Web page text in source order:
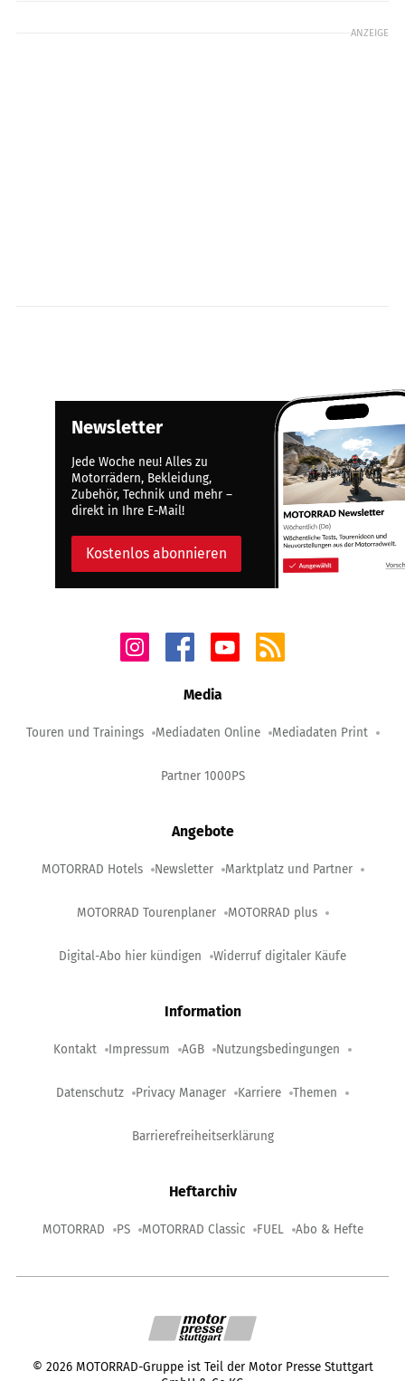
ANZEIGE
Newsletter
Jede Woche neu! Alles zu
Motorrädern, Bekleidung,
Zubehör, Technik und mehr –
direkt in Ihre E-Mail!
Kostenlos abonnieren
Media
Touren und Trainings Mediadaten Online Mediadaten Print
Partner 1000PS
Angebote
MOTORRAD Hotels Newsletter Marktplatz und Partner
MOTORRAD Tourenplaner MOTORRAD plus
Digital-Abo hier kündigen Widerruf digitaler Käufe
Information
Kontakt Impressum AGB Nutzungsbedingungen
Datenschutz Privacy Manager Karriere Themen
Barrierefreiheitserklärung
Heftarchiv
MOTORRAD PS MOTORRAD Classic FUEL Abo & Hefte
© 2026 MOTORRAD-Gruppe ist Teil der Motor Presse Stuttgart